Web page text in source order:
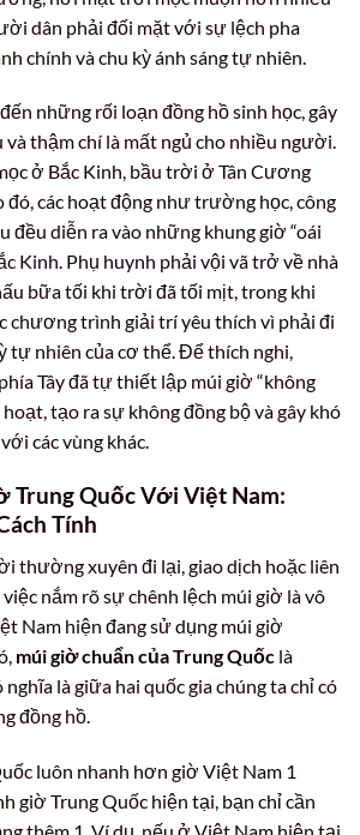
dân phải đối mặt với sự lệch pha
chính và chu kỳ ánh sáng tự nhiên.
những rối loạn đồng hồ sinh học, gây
và thậm chí là mất ngủ cho nhiều người.
ở Bắc Kinh, bầu trời ở Tân Cương
đó, các hoạt động như trường học, công
đều diễn ra vào những khung giờ “oái
Kinh. Phụ huynh phải vội vã trở về nhà
bữa tối khi trời đã tối mịt, trong khi
chương trình giải trí yêu thích vì phải đi
tự nhiên của cơ thể. Để thích nghi,
Tây đã tự thiết lập múi giờ “không
tạo ra sự không đồng bộ và gây khó
các vùng khác.
Trung Quốc Với Việt Nam:
Tính
thường xuyên đi lại, giao dịch hoặc liên
nắm rõ sự chênh lệch múi giờ là vô
Nam hiện đang sử dụng múi giờ
múi giờ chuẩn của Trung Quốc là
là giữa hai quốc gia chúng ta chỉ có
đồng hồ.
luôn nhanh hơn giờ Việt Nam 1
giờ Trung Quốc hiện tại, bạn chỉ cần
thêm 1. Ví dụ, nếu ở Việt Nam hiện tại